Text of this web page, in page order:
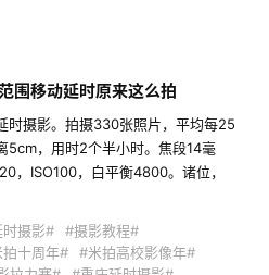
围移动延时原来这么拍
时摄影。拍摄330张照片，平均每25
5cm，用时2个半小时。焦段14毫
，ISO100，白平衡4800。诸位，
摄影#
#摄影教程#
十周年#
#米拍高校影像年#